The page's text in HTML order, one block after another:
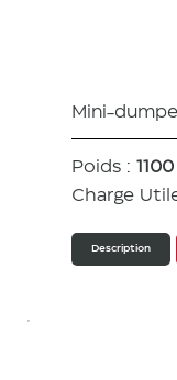
Mini-
Poids :
Charge
Description